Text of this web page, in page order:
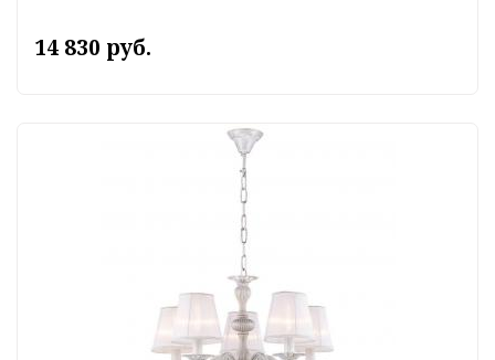
14 830 руб.